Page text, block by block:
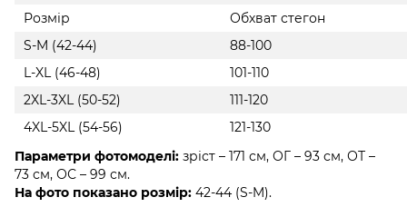
Розмір
Обхват стегон
S-M (42-44)
88-100
L-XL (46-48)
101-110
2XL-3XL (50-52)
111-120
4XL-5XL (54-56)
121-130
Параметри фотомоделі: зріст – 171 см, ОГ – 93 см, ОТ –
73 см, ОС – 99 см.
На фото показано розмір: 42-44 (S-M).